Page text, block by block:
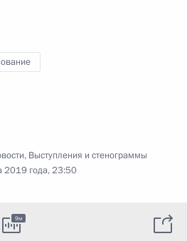
, Выступления и стенограммы
2019 года, 23:50
9м